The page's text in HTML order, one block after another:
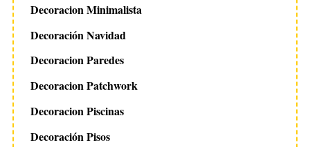
Decoracion Minimalista
Decoración Navidad
Decoracion Paredes
Decoracion Patchwork
Decoracion Piscinas
Decoración Pisos